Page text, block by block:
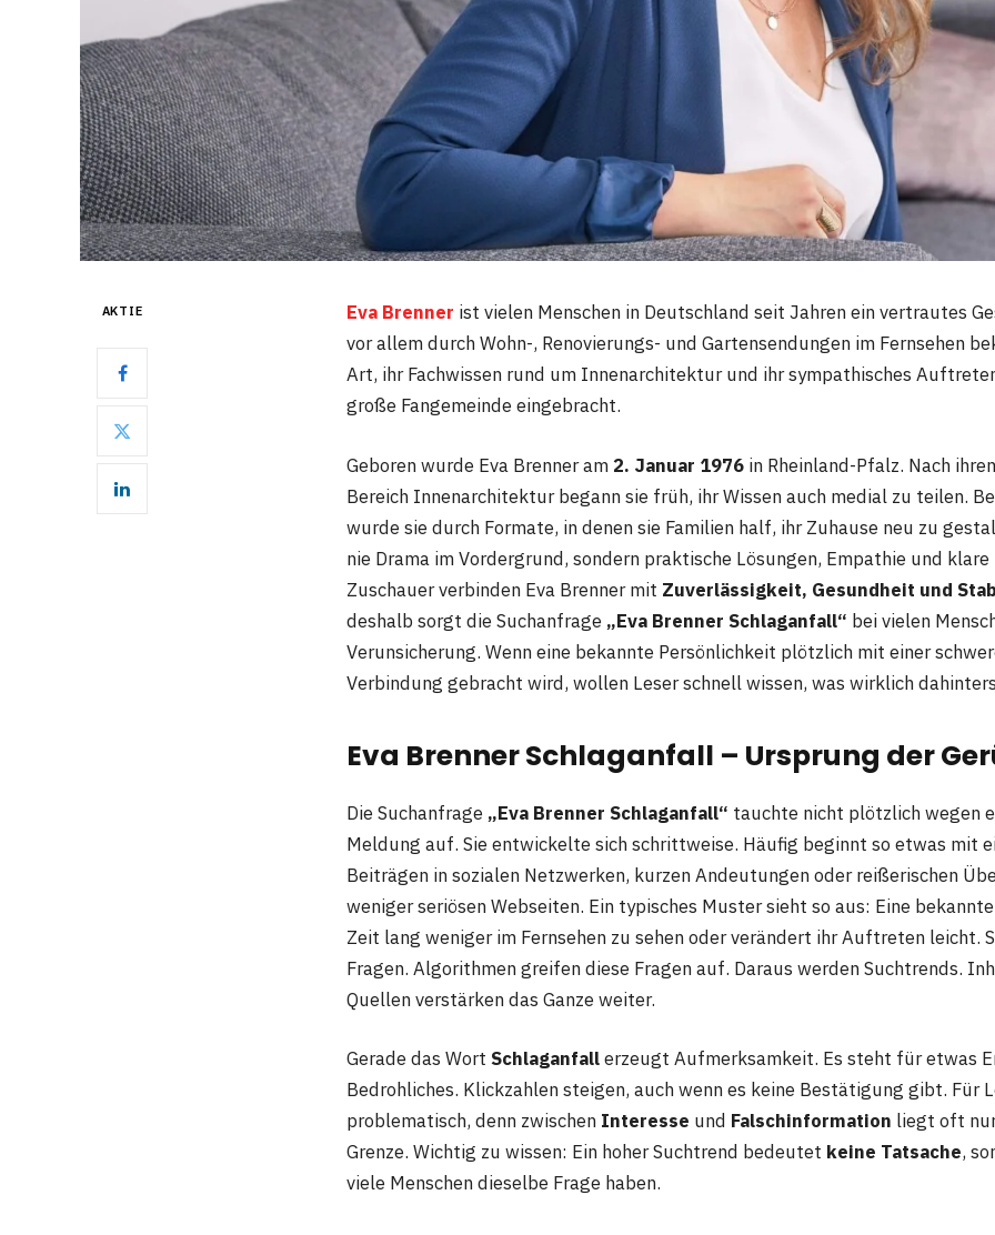
AKTIE Eva Brenner ist vielen Menschen in Deutschland seit Jahren ein vertrautes
vor allem durch Wohn-, Renovierungs- und Gartensendungen im Fernsehen
Art, ihr Fachwissen rund um Innenarchitektur und ihr sympathisches
große Fangemeinde eingebracht.
Geboren wurde Eva Brenner am 2. Januar 1976 in Rheinland-Pfalz. Nach
Bereich Innenarchitektur begann sie früh, ihr Wissen auch medial zu teilen.
wurde sie durch Formate, in denen sie Familien half, ihr Zuhause neu zu
nie Drama im Vordergrund, sondern praktische Lösungen, Empathie und
Zuschauer verbinden Eva Brenner mit Zuverlässigkeit, Gesundheit und
deshalb sorgt die Suchanfrage „Eva Brenner Schlaganfall“ bei vielen
Verunsicherung. Wenn eine bekannte Persönlichkeit plötzlich mit einer
Verbindung gebracht wird, wollen Leser schnell wissen, was wirklich
Eva Brenner Schlaganfall – Ursprung der
Die Suchanfrage „Eva Brenner Schlaganfall“ tauchte nicht plötzlich wegen
Meldung auf. Sie entwickelte sich schrittweise. Häufig beginnt so etwas mit
Beiträgen in sozialen Netzwerken, kurzen Andeutungen oder reißerischen
weniger seriösen Webseiten. Ein typisches Muster sieht so aus: Eine
Zeit lang weniger im Fernsehen zu sehen oder verändert ihr Auftreten leicht.
Fragen. Algorithmen greifen diese Fragen auf. Daraus werden Suchtrends.
Quellen verstärken das Ganze weiter.
Gerade das Wort Schlaganfallerzeugt Aufmerksamkeit. Es steht für etwas
Bedrohliches. Klickzahlen steigen, auch wenn es keine Bestätigung gibt. Für
problematisch, denn zwischen Interesse und Falschinformation liegt oft
Grenze. Wichtig zu wissen: Ein hoher Suchtrend bedeutet keine Tatsache,
viele Menschen dieselbe Frage haben.